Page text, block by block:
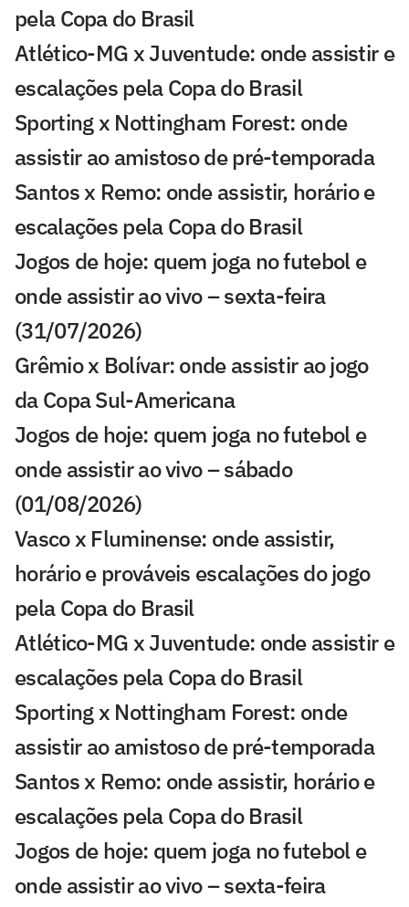
pela Copa do Brasil
Atlético-MG x Juventude: onde assistir e
escalações pela Copa do Brasil
Sporting x Nottingham Forest: onde
assistir ao amistoso de pré-temporada
Santos x Remo: onde assistir, horário e
escalações pela Copa do Brasil
Jogos de hoje: quem joga no futebol e
onde assistir ao vivo – sexta-feira
(31/07/2026)
Grêmio x Bolívar: onde assistir ao jogo
da Copa Sul-Americana
Jogos de hoje: quem joga no futebol e
onde assistir ao vivo – sábado
(01/08/2026)
Vasco x Fluminense: onde assistir,
horário e prováveis escalações do jogo
pela Copa do Brasil
Atlético-MG x Juventude: onde assistir e
escalações pela Copa do Brasil
Sporting x Nottingham Forest: onde
assistir ao amistoso de pré-temporada
Santos x Remo: onde assistir, horário e
escalações pela Copa do Brasil
Jogos de hoje: quem joga no futebol e
onde assistir ao vivo – sexta-feira